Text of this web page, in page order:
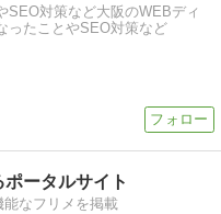
SEO対策など大阪のWEBディ
ったことやSEO対策など
ータルサイト
なフリメを掲載